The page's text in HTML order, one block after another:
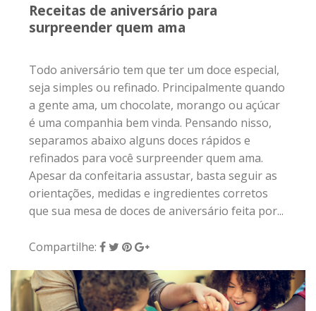
Receitas de aniversário para
surpreender quem ama
Todo aniversário tem que ter um doce especial,
seja simples ou refinado. Principalmente quando
a gente ama, um chocolate, morango ou açúcar
é uma companhia bem vinda. Pensando nisso,
separamos abaixo alguns doces rápidos e
refinados para você surpreender quem ama.
Apesar da confeitaria assustar, basta seguir as
orientações, medidas e ingredientes corretos
que sua mesa de doces de aniversário feita por...
Compartilhe: